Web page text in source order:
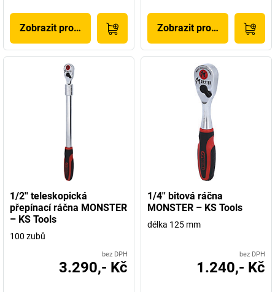
Zobrazit produkt Zobrazit produkt
1/2'' teleskopická
přepínací ráčna MONSTER
– KS Tools
100 zubů
bez DPH
3.290,- Kč
1/4'' bitová ráčna
MONSTER – KS Tools
délka 125 mm
bez DPH
1.240,- Kč